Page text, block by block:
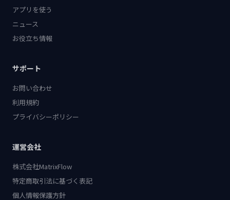
アプリを使う
ニュース
お役立ち情報
サポート
お問い合わせ
利用規約
プライバシーポリシー
運営会社
株式会社MatrixFlow
特定商取引法に基づく表記
個人情報保護方針